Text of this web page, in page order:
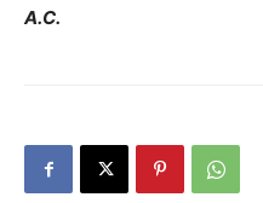
A.C.